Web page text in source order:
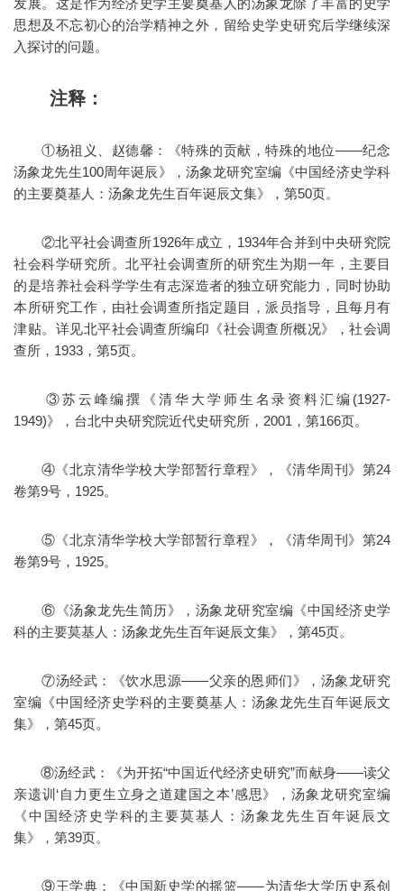
发展。这是作为经济史学主要奠基人的汤象龙除了丰富的史学
思想及不忘初心的治学精神之外，留给史学史研究后学继续深
入探讨的问题。
注释：
①杨祖义、赵德馨：《特殊的贡献，特殊的地位——纪念
汤象龙先生100周年诞辰》，汤象龙研究室编《中国经济史学科
的主要奠基人：汤象龙先生百年诞辰文集》，第50页。
②北平社会调查所1926年成立，1934年合并到中央研究院
社会科学研究所。北平社会调查所的研究生为期一年，主要目
的是培养社会科学学生有志深造者的独立研究能力，同时协助
本所研究工作，由社会调查所指定题目，派员指导，且每月有
津贴。详见北平社会调查所编印《社会调查所概况》，社会调
查所，1933，第5页。
③苏云峰编撰《清华大学师生名录资料汇编(1927-
1949)》，台北中央研究院近代史研究所，2001，第166页。
④《北京清华学校大学部暂行章程》，《清华周刊》第24
卷第9号，1925。
⑤《北京清华学校大学部暂行章程》，《清华周刊》第24
卷第9号，1925。
⑥《汤象龙先生简历》，汤象龙研究室编《中国经济史学
科的主要莫基人：汤象龙先生百年诞辰文集》，第45页。
⑦汤经武：《饮水思源——父亲的恩师们》，汤象龙研究
室编《中国经济史学科的主要奠基人：汤象龙先生百年诞辰文
集》，第45页。
⑧汤经武：《为开拓“中国近代经济史研究”而献身——读父
亲遗训‘自力更生立身之道建国之本’感思》，汤象龙研究室编
《中国经济史学科的主要莫基人：汤象龙先生百年诞辰文
集》，第39页。
⑨王学典：《中国新史学的摇篮——为清华大学历史系创